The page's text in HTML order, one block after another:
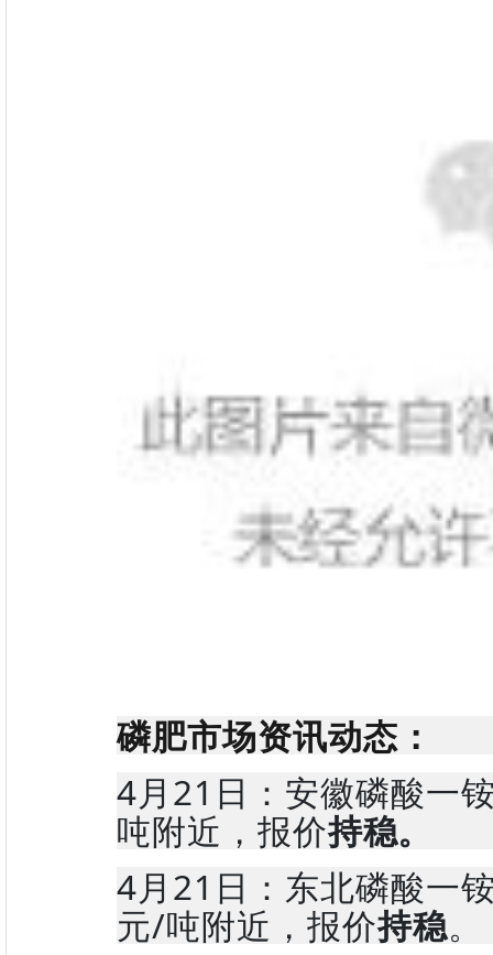
磷肥市场资讯动态 ：
4月21日：安徽磷酸一
吨附近，报价持稳。
4月21日：东北磷酸一
元/吨附近，报价持稳。